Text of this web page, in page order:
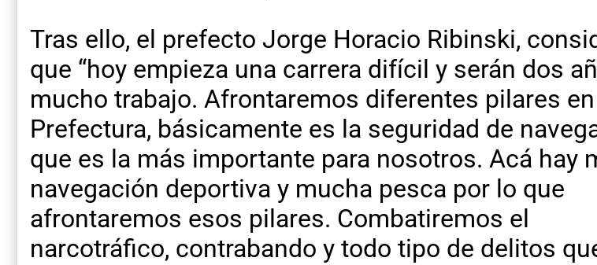
Tras ello, el prefecto Jorge Horacio Ribinski,
que “hoy empieza una carrera difícil y serán dos
mucho trabajo. Afrontaremos diferentes pilares
Prefectura, básicamente es la seguridad de
que es la más importante para nosotros. Acá hay
navegación deportiva y mucha pesca por lo que
afrontaremos esos pilares. Combatiremos el
narcotráfico, contrabando y todo tipo de delitos